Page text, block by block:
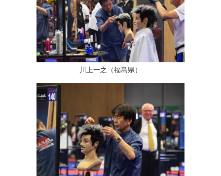
川上一之（福島県）